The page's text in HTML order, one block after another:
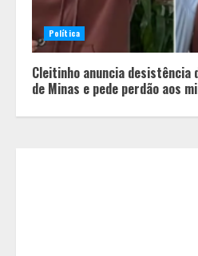
Política
Cleitinho anuncia desistência
de Minas e pede perdão aos
Diário de
da coluna
com texto